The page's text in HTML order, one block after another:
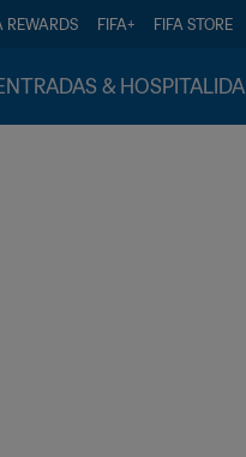
REWARDS FIFA+ FIFA STORE
&